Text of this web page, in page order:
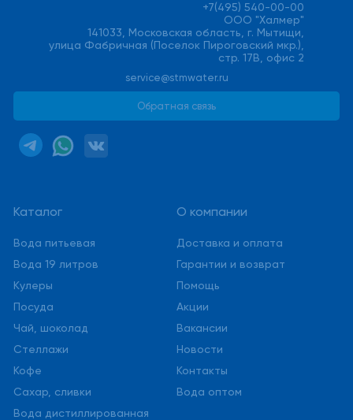
Каталог
Вода питьевая
Вода 19 литров
Кулеры
Посуда
Чай, шоколад
Стеллажи
Кофе
Сахар, сливки
Вода дистиллированная
О компании
Доставка и оплата
Гарантии и возврат
Помощь
Акции
Вакансии
Новости
Контакты
Вода оптом
+7(495) 540-00-00
ООО "Халмер"
141033, Московская область, г. Мытищи,
улица Фабричная (Поселок Пироговский мкр.),
стр. 17В, офис 2
service@stmwater.ru
Обратная связь